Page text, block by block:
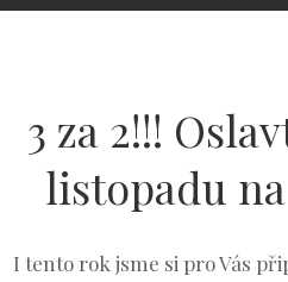
3 za 2!!!
listopadu
I tento rok jsme si pro Vás